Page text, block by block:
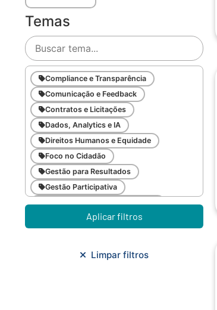
Temas
Compliance e Transparência
Comunicação e Feedback
Contratos e Licitações
Dados, Analytics e IA
Direitos Humanos e Equidade
Foco no Cidadão
Gestão para Resultados
Gestão Participativa
Inovação e Gestão da Mudança
Inteligência Emocional
Meio Ambiente e Sustentabilidade
Aplicar filtros
Limpar filtros